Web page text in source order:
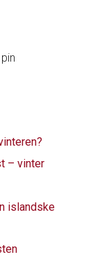
– vinter
islandske